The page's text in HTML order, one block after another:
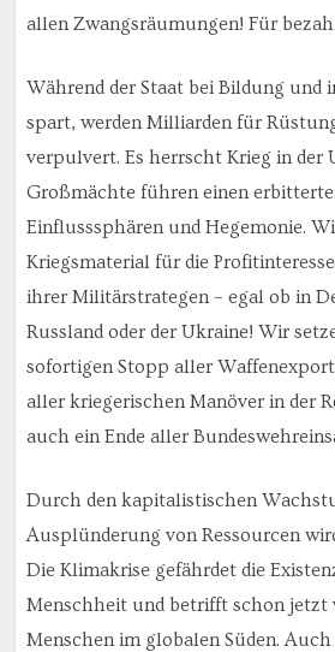
allen Zwangsräumungen! Für
Während der Staat bei Bildung und
spart, werden Milliarden für
verpulvert. Es herrscht Krieg in der
Großmächte führen einen
Einflusssphären und Hegemonie.
Kriegsmaterial für die
ihrer Militärstrategen – egal ob in
Russland oder der Ukraine! Wir
sofortigen Stopp aller
aller kriegerischen Manöver in der
auch ein Ende aller
Durch den kapitalistischen
Ausplünderung von Ressourcen
Die Klimakrise gefährdet die
Menschheit und betrifft schon jetzt
Menschen im globalen Süden. Auch